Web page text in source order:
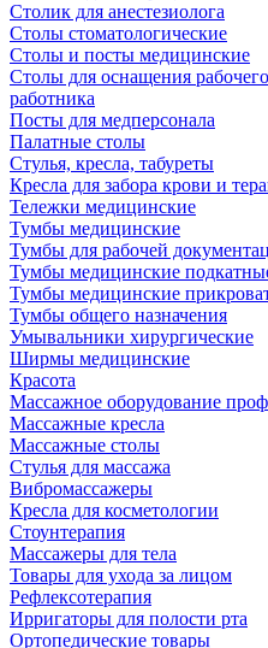
Столик для анестезиолога
Столы стоматологические
Столы и посты медицинские
Столы для оснащения
работника
Посты для медперсонала
Палатные столы
Стулья, кресла, табуреты
Кресла для забора крови и
Тележки медицинские
Тумбы медицинские
Тумбы для рабочей
Тумбы медицинские
Тумбы медицинские
Тумбы общего назначения
Умывальники хирургические
Ширмы медицинские
Красота
Массажное оборудование
Массажные кресла
Массажные столы
Стулья для массажа
Вибромассажеры
Кресла для косметологии
Стоунтерапия
Массажеры для тела
Товары для ухода за лицом
Рефлексотерапия
Ирригаторы для полости рта
Ортопедические товары